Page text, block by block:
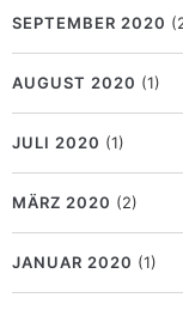
SEPTEMBER 2020
AUGUST 2020 (1)
JULI 2020 (1)
MÄRZ 2020 (2)
JANUAR 2020 (1)